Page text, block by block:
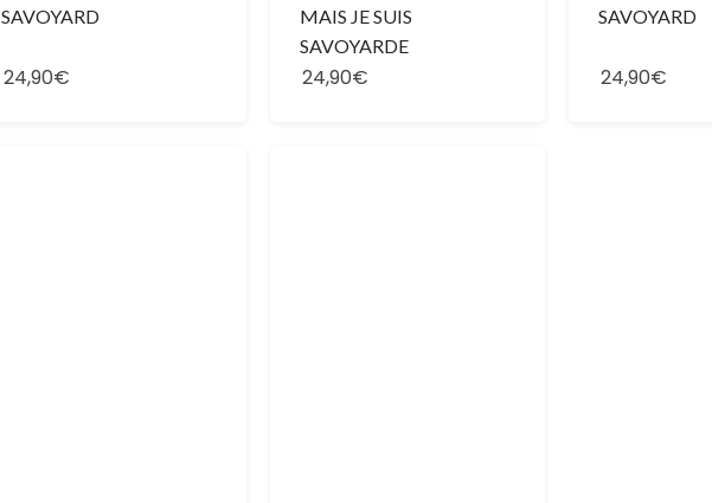
SAVOYARD
24,90€
MAIS JE SUIS
SAVOYARDE
24,90€
SAVOYARD
24,90€